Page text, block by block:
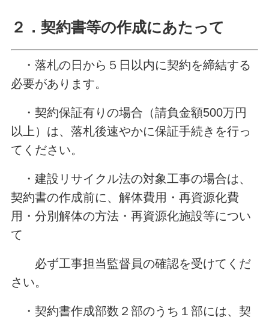
２．契約書等の作成にあたって
・落札の日から５日以内に契約を締結する
必要があります。
・契約保証有りの場合（請負金額500万円
以上）は、落札後速やかに保証手続きを行っ
てください。
・建設リサイクル法の対象工事の場合は、
契約書の作成前に、解体費用・再資源化費
用・分別解体の方法・再資源化施設等につい
て
必ず工事担当監督員の確認を受けてくだ
さい。
・契約書作成部数２部のうち１部には、契